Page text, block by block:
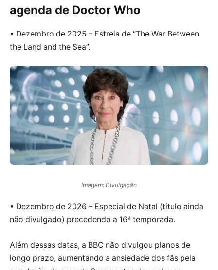
agenda de Doctor Who
• Dezembro de 2025 – Estreia de “The War Between
the Land and the Sea”.
Imagem: Divulgação
• Dezembro de 2026 – Especial de Natal (título ainda
não divulgado) precedendo a 16ª temporada.
Além dessas datas, a BBC não divulgou planos de
longo prazo, aumentando a ansiedade dos fãs pela